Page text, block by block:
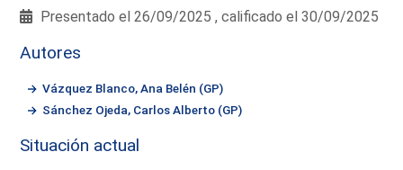
Presentado el 26/09/2025 , calificado el 30/09/2025
Autores
Vázquez Blanco, Ana Belén (GP)
Sánchez Ojeda, Carlos Alberto (GP)
Situación actual